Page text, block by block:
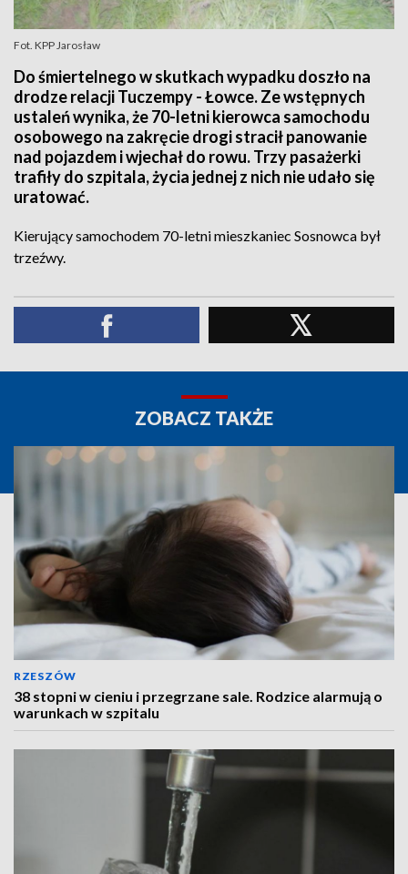
Fot. KPP Jarosław
Do śmiertelnego w skutkach wypadku doszło na
drodze relacji Tuczempy - Łowce. Ze wstępnych
ustaleń wynika, że 70-letni kierowca samochodu
osobowego na zakręcie drogi stracił panowanie
nad pojazdem i wjechał do rowu. Trzy pasażerki
trafiły do szpitala, życia jednej z nich nie udało się
uratować.
Kierujący samochodem 70-letni mieszkaniec Sosnowca był
trzeźwy.
ZOBACZ TAKŻE
RZESZÓW
38 stopni w cieniu i przegrzane sale. Rodzice alarmują o
warunkach w szpitalu